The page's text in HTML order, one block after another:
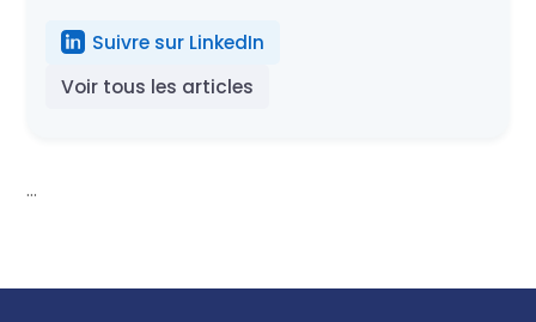
Suivre sur LinkedIn
Voir tous les articles
...